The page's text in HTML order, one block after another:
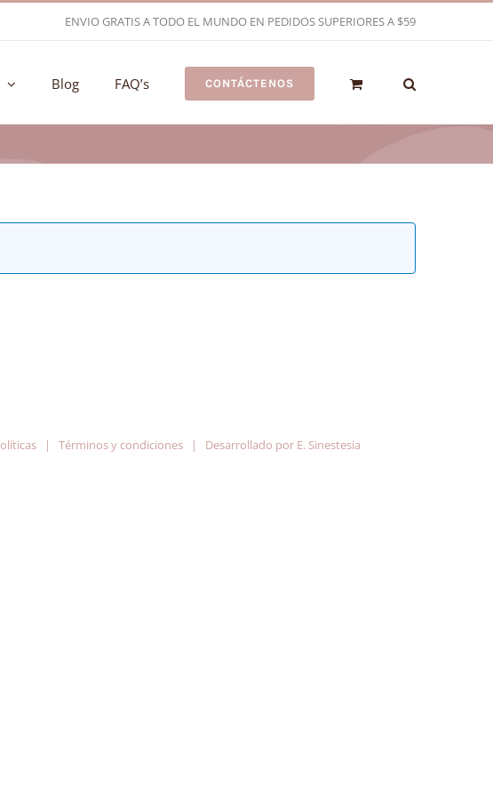
ENVIO GRATIS A TODO EL MUNDO EN PEDIDOS SUPERIORES A $59
Blog FAQ’s CONTÁCTENOS
| Términos y condiciones| Desarrollado por E. Sinestesia